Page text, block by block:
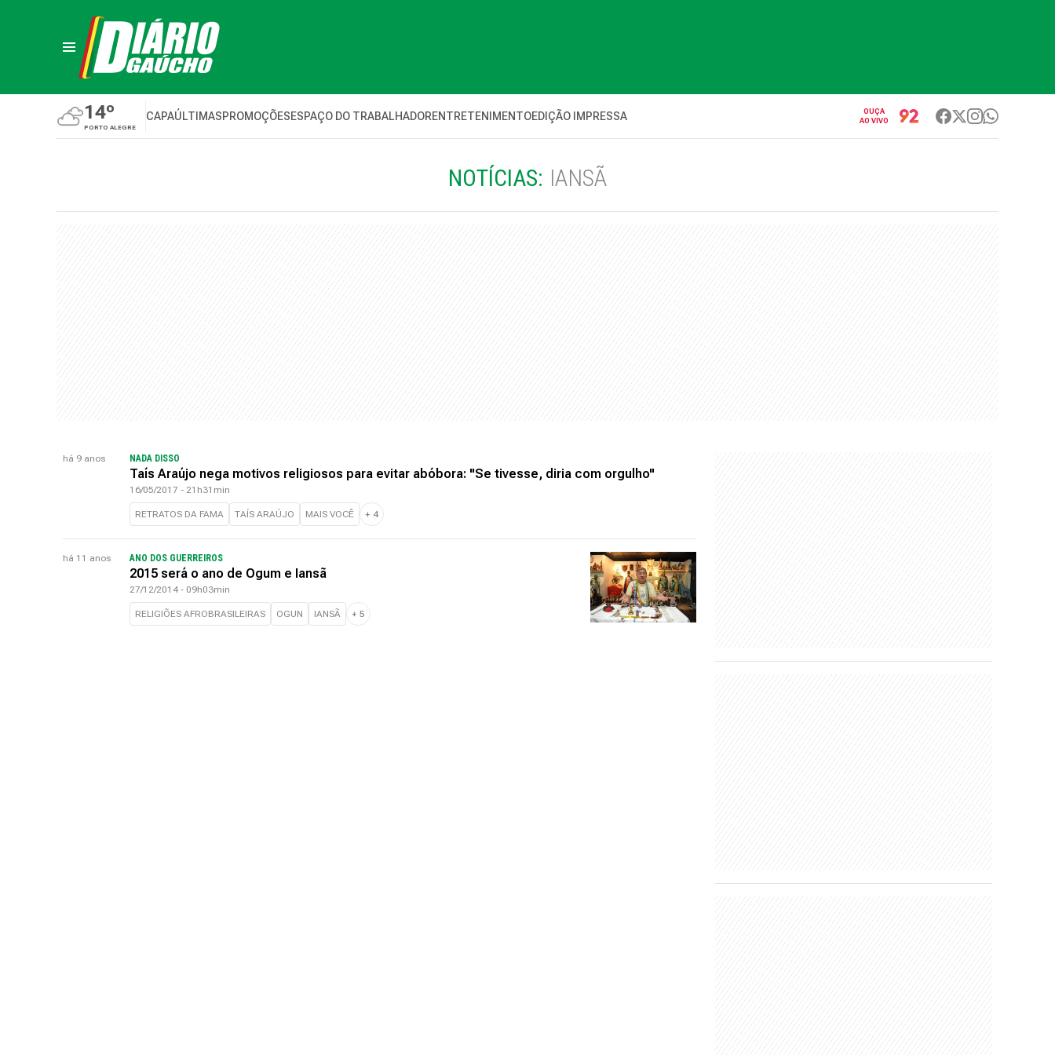
14º
PORTO ALEGRE
CAPAÚLTIMASPROMOÇÕESESPAÇO DO TRABALHADORENTRETENIMENTOEDIÇÃO IMPRESSA
OUÇA
AO VIVO
NOTÍCIAS: IANSÃ
há 9 anos NADA DISSO
Taís Araújo nega motivos religiosos para evitar abóbora: "Se tivesse, diria com orgulho"
16/05/2017 - 21h31min
RETRATOS DA FAMA TAÍS ARAÚJO MAIS VOCÊ + 4
há 11 anos ANO DOS GUERREIROS
2015 será o ano de Ogum e Iansã
27/12/2014 - 09h03min
RELIGIÕES AFROBRASILEIRAS OGUN IANSÃ + 5